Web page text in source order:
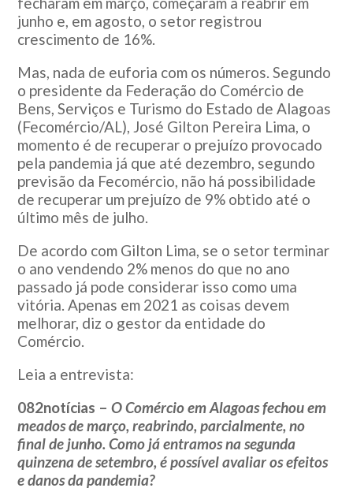
junho e, em agosto, o setor registrou
crescimento de 16%.
Mas, nada de euforia com os números. Segundo
o presidente da Federação do Comércio de
Bens, Serviços e Turismo do Estado de Alagoas
(Fecomércio/AL), José Gilton Pereira Lima, o
momento é de recuperar o prejuízo provocado
pela pandemia já que até dezembro, segundo
previsão da Fecomércio, não há possibilidade
de recuperar um prejuízo de 9% obtido até o
último mês de julho.
De acordo com Gilton Lima, se o setor terminar
o ano vendendo 2% menos do que no ano
passado já pode considerar isso como uma
vitória. Apenas em 2021 as coisas devem
melhorar, diz o gestor da entidade do
Comércio.
Leia a entrevista:
082notícias – O Comércio em Alagoas fechou em
meados de março, reabrindo, parcialmente, no
final de junho. Como já entramos na segunda
quinzena de setembro, é possível avaliar os efeitos
e danos da pandemia?